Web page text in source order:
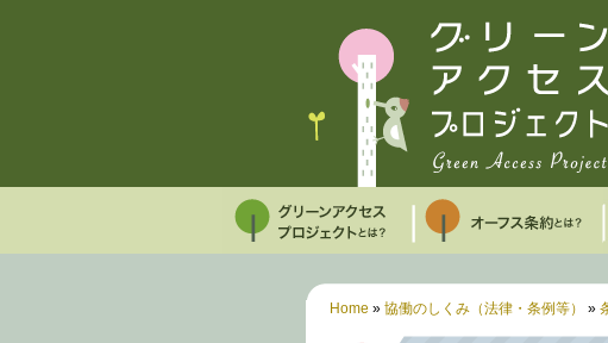
Home » 協働のしくみ（法律・条例等） »